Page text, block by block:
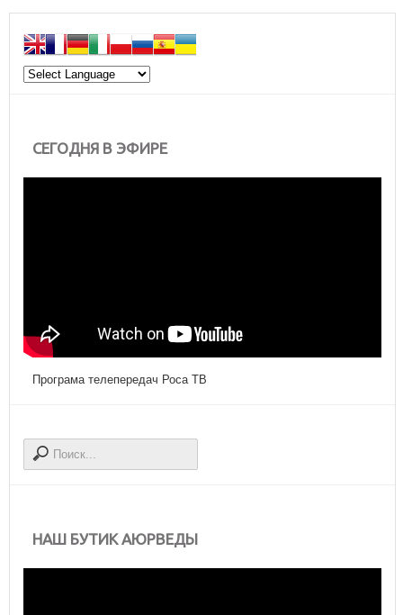
СЕГОДНЯ В ЭФИРЕ
Програма телепередач Роса ТВ
НАШ БУТИК АЮРВЕДЫ